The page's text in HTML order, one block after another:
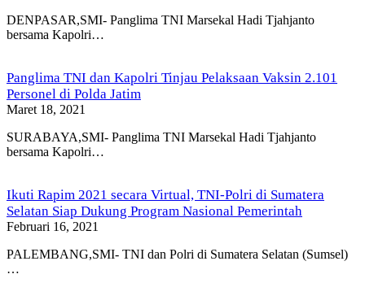
DENPASAR,SMI- Panglima TNI Marsekal Hadi Tjahjanto
bersama Kapolri…
Panglima TNI dan Kapolri Tinjau Pelaksaan Vaksin 2.101
Personel di Polda Jatim
Maret 18, 2021
SURABAYA,SMI- Panglima TNI Marsekal Hadi Tjahjanto
bersama Kapolri…
Ikuti Rapim 2021 secara Virtual, TNI-Polri di Sumatera
Selatan Siap Dukung Program Nasional Pemerintah
Februari 16, 2021
PALEMBANG,SMI- TNI dan Polri di Sumatera Selatan (Sumsel)
…